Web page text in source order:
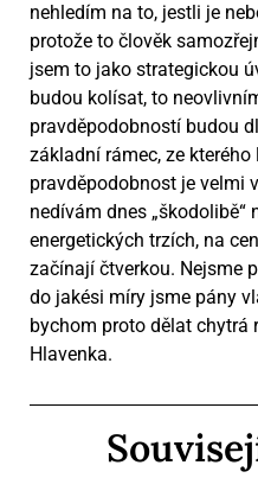
nehledím na to, jestli je
protože to člověk
jsem to jako strategickou
budou kolísat, to
pravděpodobností budou
základní rámec, ze kterého
pravděpodobnost je velmi
nedívám dnes „škodolibě“
energetických trzích, na
začínají čtverkou. Nejsme
do jakési míry jsme pány
bychom proto dělat chytrá
Hlavenka.